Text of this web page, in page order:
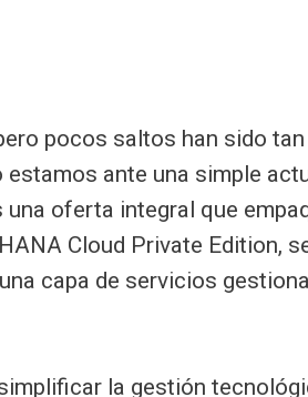
pocos saltos han sido tan
ante una simple
oferta integral que
Cloud Private Edition,
capa de servicios
la gestión